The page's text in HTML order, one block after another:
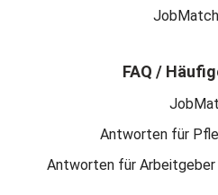
FAQ /
Antworten für
Antworten für Arbeitgeber